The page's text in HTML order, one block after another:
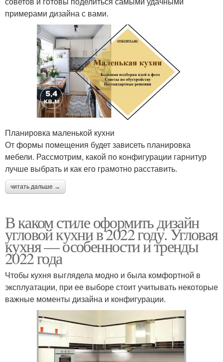
примерами дизайна с вами.
Планировка маленькой кухни
От формы помещения будет зависеть планировка
мебели. Рассмотрим, какой по конфигурации гарнитур
лучше выбрать и как его грамотно расставить.
читать дальше →
В каком стиле оформить дизайн
угловой кухни в 2022 году. Угловая
кухня — особенности и тренды
2022 года
Чтобы кухня выглядела модно и была комфортной в
эксплуатации, при ее выборе стоит учитывать некоторые
важные моменты дизайна и конфигурации.